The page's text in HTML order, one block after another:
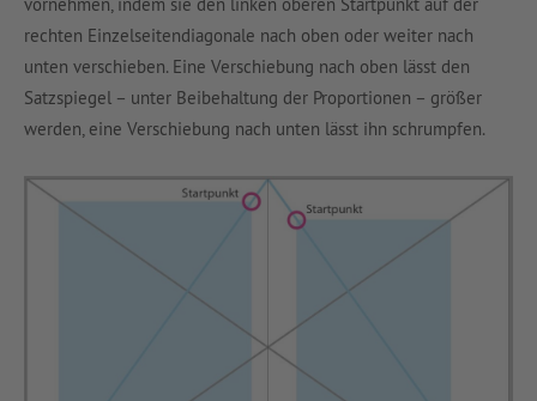
rechten Einzelseitendiagonale nach oben oder weiter nach
unten verschieben. Eine Verschiebung nach oben lässt den
Satzspiegel – unter Beibehaltung der Proportionen – größer
werden, eine Verschiebung nach unten lässt ihn schrumpfen.